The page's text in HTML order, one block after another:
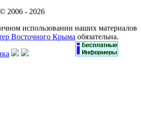
2006 - 2026
использовании наших материалов
Восточного Крыма обязательна.